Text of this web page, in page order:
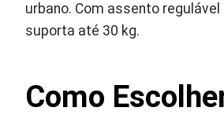
urbano. Com assento
suporta até 30 kg.
Como